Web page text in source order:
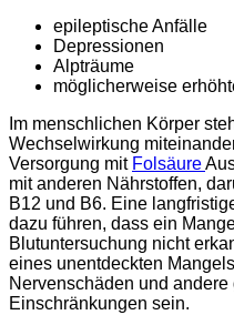
epileptische Anfälle
Depressionen
Alpträume
möglicherweise
Im menschlichen Körper
Wechselwirkung
Versorgung mit Folsäure
mit anderen Nährstoffen,
B12 und B6. Eine
dazu führen, dass ein
Blutuntersuchung nicht
eines unentdeckten
Nervenschäden und
Einschränkungen sein.